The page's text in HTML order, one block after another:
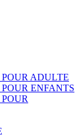
ADULTE
ENFANTS